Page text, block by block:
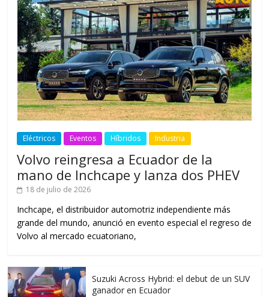
Eléctricos Eventos Híbridos Industria
Volvo reingresa a Ecuador de la
mano de Inchcape y lanza dos PHEV
18 de julio de 2026
Inchcape, el distribuidor automotriz independiente más
grande del mundo, anunció en evento especial el regreso de
Volvo al mercado ecuatoriano,
Suzuki Across Hybrid: el debut de un SUV
ganador en Ecuador